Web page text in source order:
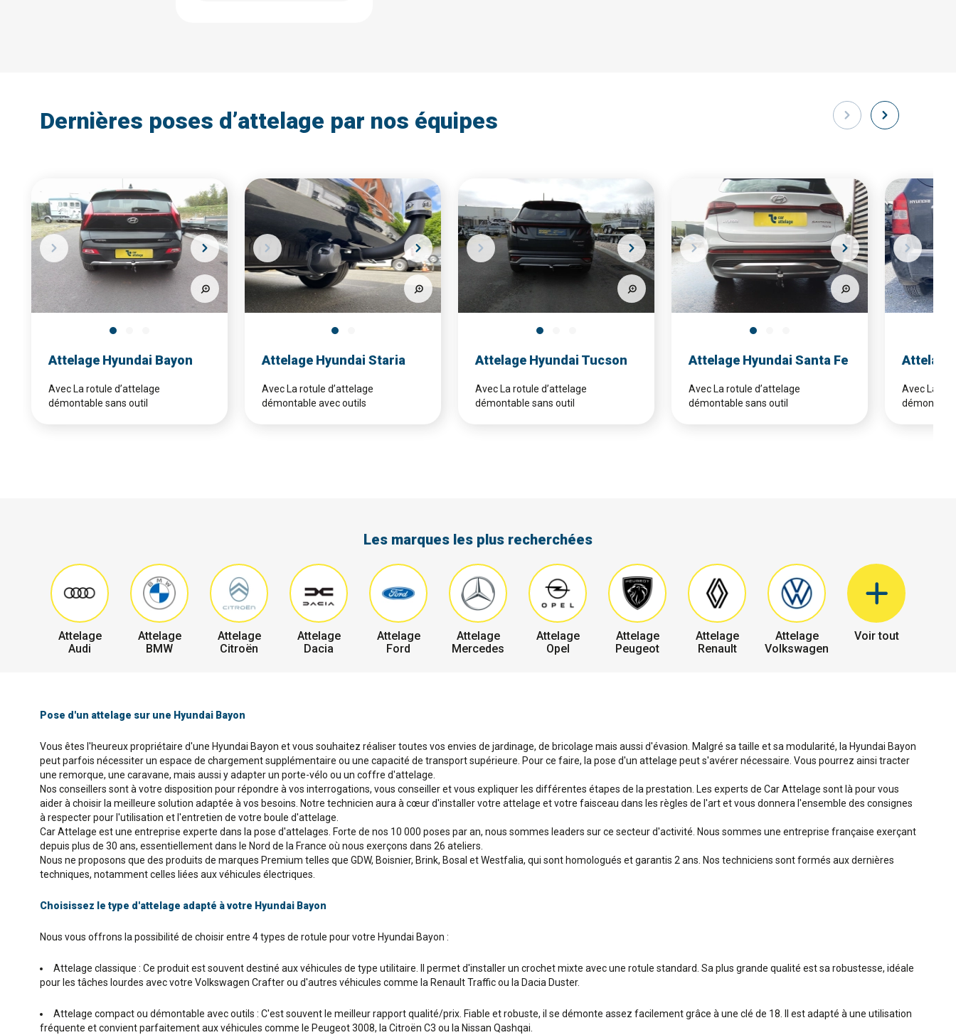
Dernières poses d’attelage par nos équipes
Attelage Hyundai Bayon
Avec La rotule d’attelage
démontable sans outil
Attelage Hyundai Staria
Avec La rotule d’attelage
démontable avec outils
Attelage Hyundai Tucson
Avec La rotule d’attelage
démontable sans outil
Attelage Hyundai Santa Fe
Avec La rotule d’attelage
démontable sans outil
Attelage
Avec La
Les marques les plus recherchées
Attelage
Audi
Attelage
BMW
Attelage
Citroën
Attelage
Dacia
Attelage
Ford
Attelage
Mercedes
Attelage
Opel
Attelage
Peugeot
Attelage
Renault
Attelage
Volkswagen
Voir tout
Pose d'un attelage sur une Hyundai Bayon
Vous êtes l'heureux propriétaire d'une Hyundai Bayon et vous souhaitez réaliser toutes vos envies de jardinage, de bricolage mais aussi d'évasion. Malgré sa taille et sa modularité, la Hyundai Bayon
peut parfois nécessiter un espace de chargement supplémentaire ou une capacité de transport supérieure. Pour ce faire, la pose d'un attelage peut s'avérer nécessaire. Vous pourrez ainsi tracter
une remorque, une caravane, mais aussi y adapter un porte-vélo ou un coffre d'attelage.
Nos conseillers sont à votre disposition pour répondre à vos interrogations, vous conseiller et vous expliquer les différentes étapes de la prestation. Les experts de Car Attelage sont là pour vous
aider à choisir la meilleure solution adaptée à vos besoins. Notre technicien aura à cœur d'installer votre attelage et votre faisceau dans les règles de l'art et vous donnera l'ensemble des consignes
à respecter pour l'utilisation et l'entretien de votre boule d'attelage.
Car Attelage est une entreprise experte dans la pose d'attelages. Forte de nos 10 000 poses par an, nous sommes leaders sur ce secteur d'activité. Nous sommes une entreprise française exerçant
depuis plus de 30 ans, essentiellement dans le Nord de la France où nous exerçons dans 26 ateliers.
Nous ne proposons que des produits de marques Premium telles que GDW, Boisnier, Brink, Bosal et Westfalia, qui sont homologués et garantis 2 ans. Nos techniciens sont formés aux dernières
techniques, notamment celles liées aux véhicules électriques.
Choisissez le type d'attelage adapté à votre Hyundai Bayon
Nous vous offrons la possibilité de choisir entre 4 types de rotule pour votre Hyundai Bayon :
Attelage classique : Ce produit est souvent destiné aux véhicules de type utilitaire. Il permet d'installer un crochet mixte avec une rotule standard. Sa plus grande qualité est sa robustesse, idéale
pour les tâches lourdes avec votre Volkswagen Crafter ou d'autres véhicules comme la Renault Traffic ou la Dacia Duster.
Attelage compact ou démontable avec outils : C'est souvent le meilleur rapport qualité/prix. Fiable et robuste, il se démonte assez facilement grâce à une clé de 18. Il est adapté à une utilisation
fréquente et convient parfaitement aux véhicules comme le Peugeot 3008, la Citroën C3 ou la Nissan Qashqai.